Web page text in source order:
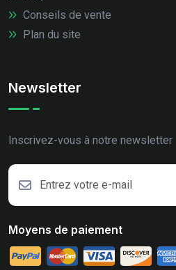
Conseils de vente
Plan du site
Newsletter
Inscrivez-vous à notre newsletter
Moyens de paiement